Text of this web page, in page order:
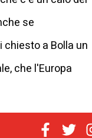
se
a Bolla un
che l'Europa